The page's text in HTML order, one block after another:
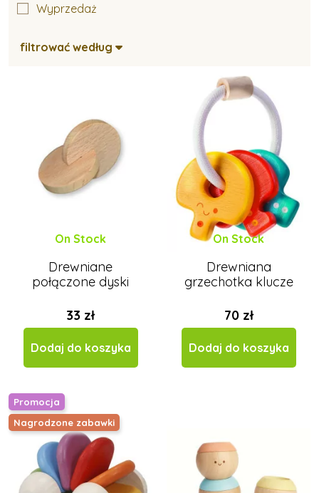
Zabawki na dwór
Materiałowe zabawki dla najmłodszych
Drewniane zabawki dla najmłodszych
Plastikowe zabawki dla najmłodszych
filtrować według
Wyprzedaż
On Stock
Drewniane
połączone dyski
33 zł
Dodaj do koszyka
On Stock
Drewniana
grzechotka klucze
70 zł
Dodaj do koszyka
Promocja
Nagrodzone zabawki